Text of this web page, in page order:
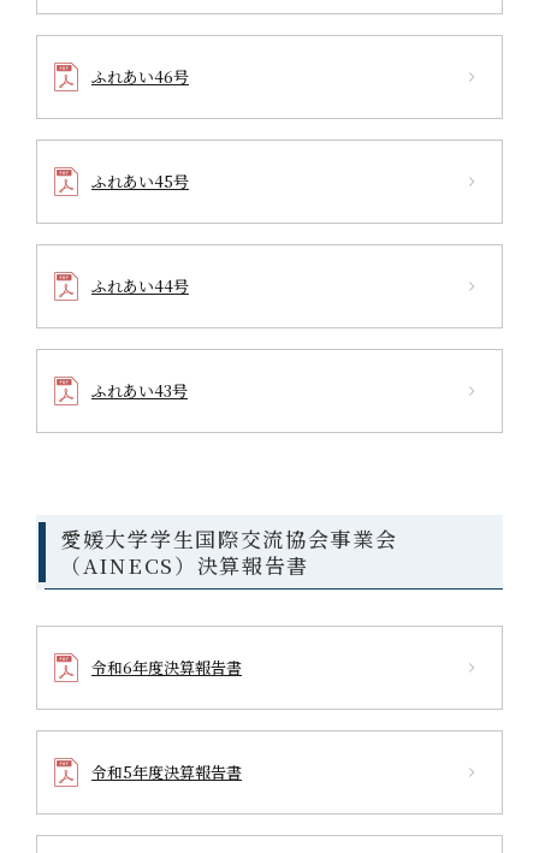
ふれあい46号
ふれあい45号
ふれあい44号
ふれあい43号
愛媛大学学生国際交流協会事業会
（AINECS）決算報告書
令和6年度決算報告書
令和5年度決算報告書